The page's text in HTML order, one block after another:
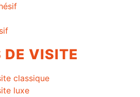
DE VISITE
classique
luxe